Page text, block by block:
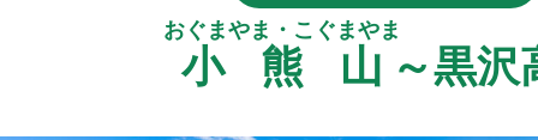
小熊山
おぐまやま・こぐまやま
～黒沢